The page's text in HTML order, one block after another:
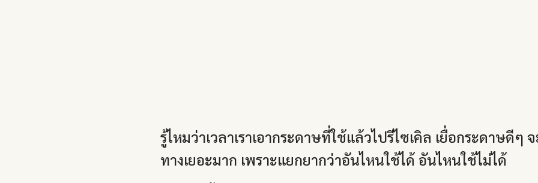
รู้ไหมว่าเวลาเราเอากระดาษที่ใช้แล้วไปรีไซเคิล เยื่อกระดาษดีๆ
ทางเยอะมาก เพราะแยกยากว่าอันไหนใช้ได้ อันไหนใช้ไม่ได้